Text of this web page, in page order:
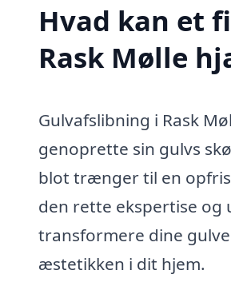
Hvad kan et
Rask Mølle
Gulvafslibning i Rask
genoprette sin gulvs
blot trænger til en
den rette ekspertise og
transformere dine
æstetikken i dit hjem.